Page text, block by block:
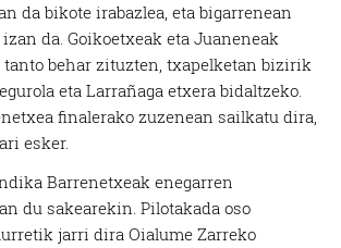
da bikote irabazlea, eta bigarrenean
da. Goikoetxeak eta Juaneneak
tanto behar zituzten, txapelketan bizirik
eta Larrañaga etxera bidaltzeko.
finalerako zuzenean sailkatu dira,
esker.
Barrenetxeak enegarren
du sakearekin. Pilotakada oso
jarri dira Oialume Zarreko